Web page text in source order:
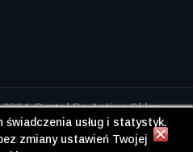
Portal Be Active Sklep
Odchudzanie
świadczenia usług i statystyk.
zmiany ustawień Twojej